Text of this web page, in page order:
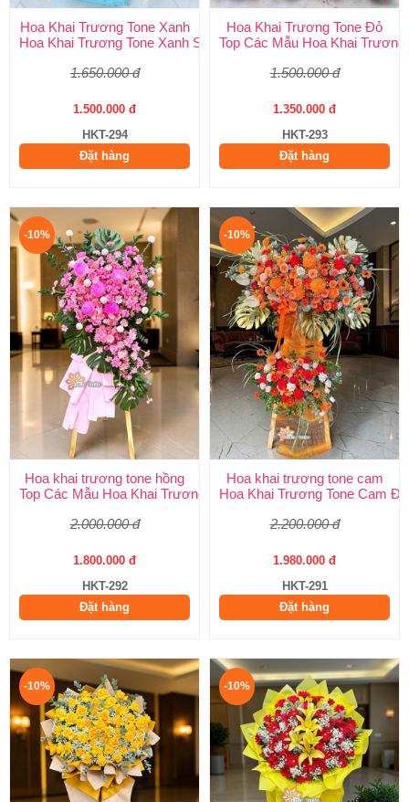
Hoa Khai Trương Tone Xanh
Hoa Khai Trương Tone Xanh Sang Trọng, Độc Đáo | Shop Hoa
1.650.000 đ
1.500.000 đ
HKT-294
Đặt hàng
Hoa Khai Trương Tone Đỏ
Top Các Mẫu Hoa Khai
1.500.000 đ
1.350.000 đ
HKT-293
Đặt hàng
-10%
Hoa khai trương tone hồng
Top Các Mẫu Hoa Khai Trương Tone Hồng Đẹp, Sang Trọng,
2.000.000 đ
1.800.000 đ
HKT-292
Đặt hàng
-10%
Hoa khai trương tone cam
Hoa Khai Trương Tone Cam
2.200.000 đ
1.980.000 đ
HKT-291
Đặt hàng
-10% -10%